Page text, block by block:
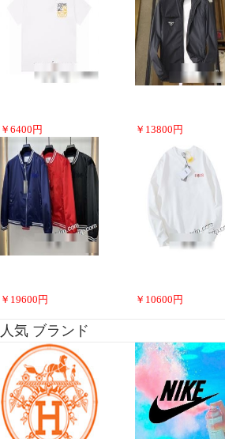
￥ 6400 円 ￥ 13800 円
￥ 19600 円 ￥ 10600 円
人気 ブランド